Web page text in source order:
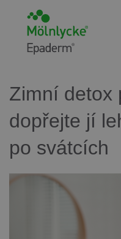
Zimní detox
dopřejte jí
po svátcích